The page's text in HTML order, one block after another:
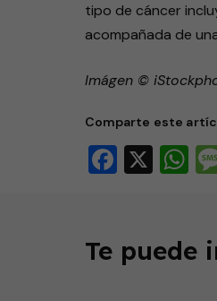
tipo de cáncer
acompañada de
Imágen ©
Comparte este
X
Te puede